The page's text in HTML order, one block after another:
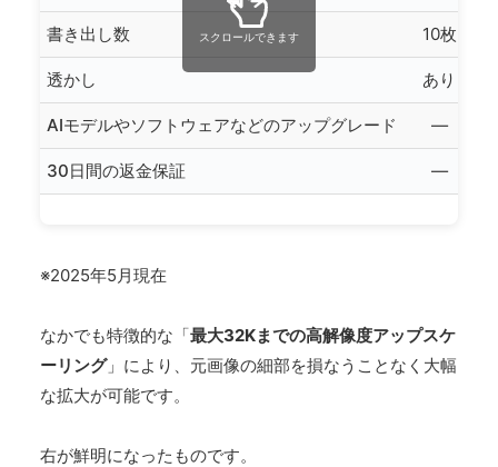
書き出し数 10枚
透かし あり
AIモデルやソフトウェアなどのアップグレード —
30日間の返金保証 —
スクロールできます
※2025年5月現在
なかでも特徴的な「最大32Kまでの高解像度アップスケ
ーリング」により、元画像の細部を損なうことなく大幅
な拡大が可能です。
右が鮮明になったものです。